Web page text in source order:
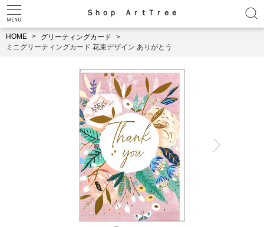
Ｓｈｏｐ ＡｒｔＴｒｅｅ
HOME
グリーティングカード
ミニグリーティングカード 花束デザイン ありがとう